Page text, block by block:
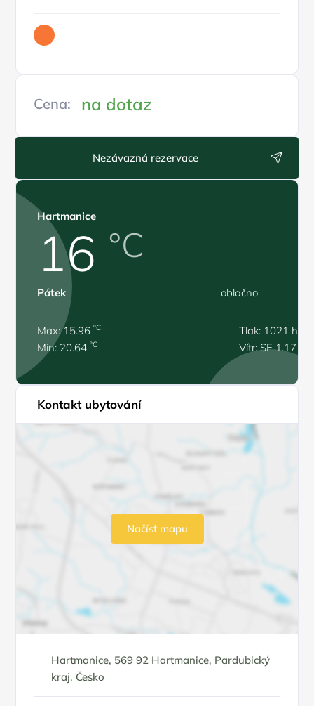
Cena: na dotaz
Nezávazná rezervace
Hartmanice
16 °C
Pátek oblačno
Max: 15.96°C
Min: 20.64°C
Tlak: 1021 hPa
Vítr: SE 1.17 m/
Kontakt ubytování
Načíst mapu
Hartmanice, 569 92 Hartmanice, Pardubický
kraj, Česko